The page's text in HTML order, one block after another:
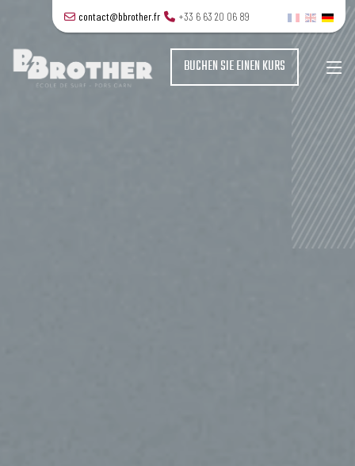
contact@bbrother.fr +33 6 63 20 06 89
BUCHEN SIE EINEN KURS